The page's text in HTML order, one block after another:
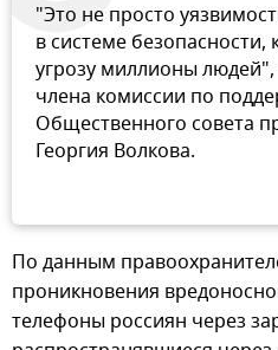
"Это не просто
в системе безопасности,
угрозу миллионы
члена комиссии по
Общественного совета
Георгия Волкова.
По данным
проникновения
телефоны россиян через